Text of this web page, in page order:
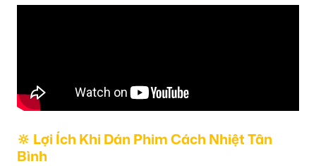
🔆 Lợi Ích Khi Dán Phim Cách Nhiệt Tân
Bình